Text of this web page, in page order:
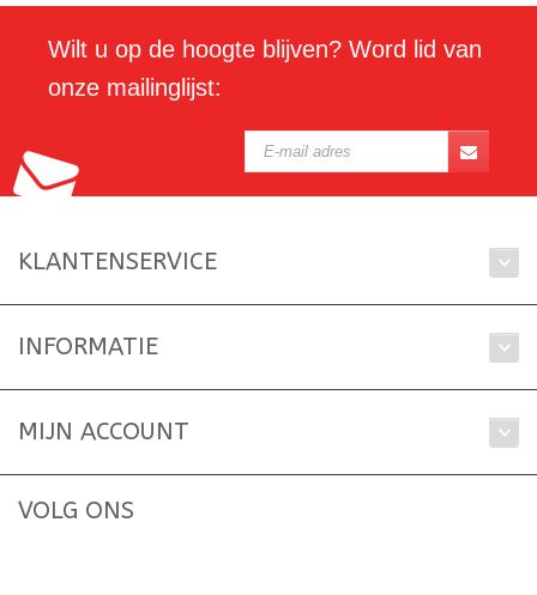
Wilt u op de hoogte blijven? Word lid van
onze mailinglijst:
KLANTENSERVICE
INFORMATIE
MIJN ACCOUNT
VOLG ONS